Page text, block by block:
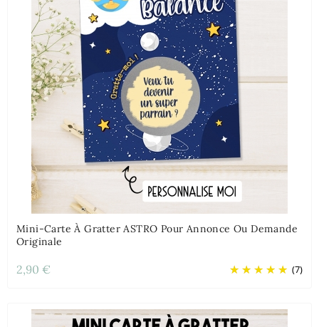
Mini-Carte À Gratter ASTRO Pour Annonce Ou Demande
Originale
(7)
2,90 €